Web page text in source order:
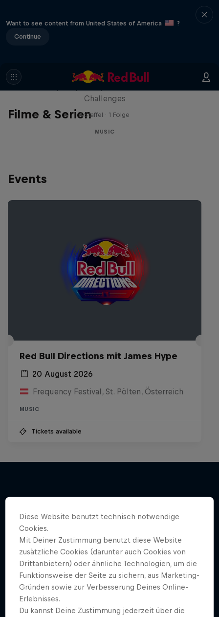
Want to see content from United States of America
?
Continue
Filme & Serien
Red Bull Trapped
Challenges
1 Staffel · 1 Folge
MUSIC
Events
Red Bull Directions mit James Hype
20 August 2026
Frequency Festival, St. Pölten, Österreich
MUSIC
Tickets available
Diese Website benutzt technisch notwendige
Cookies.
Mit Deiner Zustimmung benutzt diese Website
zusätzliche Cookies (darunter auch Cookies von
Drittanbietern) oder ähnliche Technologien, um die
Funktionsweise der Seite zu sichern, aus Marketing-
Gründen sowie zur Verbesserung Deines Online-
Erlebnisses.
Du kannst Deine Zustimmung jederzeit über die